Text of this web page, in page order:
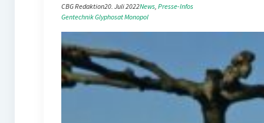
CBG Redaktion20. Juli 2022News, Presse-Infos
GentechnikGlyphosatMonopol